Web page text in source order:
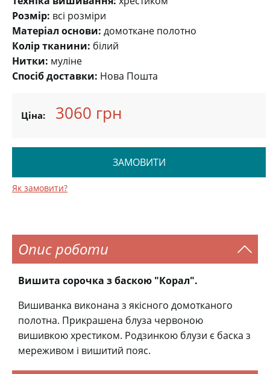
Розмір: всі розміри
Матеріал основи: домоткане полотно
Колір тканини: білий
Нитки: муліне
Спосіб доставки: Нова Пошта
Ціна: 3060 грн
ЗАМОВИТИ
Як замовити?
Опис роботи
Вишита сорочка з баскою "Корал".
Вишиванка виконана з якісного домотканого
полотна. Прикрашена блуза червоною
вишивкою хрестиком. Родзинкою блузи є баска з
мереживом і вишитий пояс.